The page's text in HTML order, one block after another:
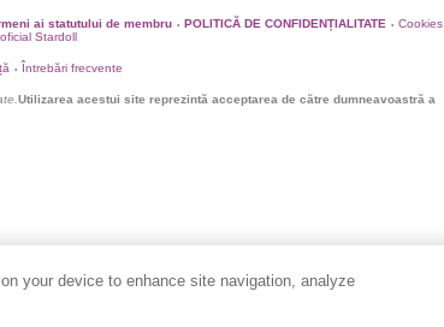
ai statutului de membru • POLITICĂ DE CONFIDENȚIALITATE • Cookies
Stardoll
• Întrebări frecvente
Utilizarea acestui site reprezintă acceptarea de către dumneavoastră a
your device to enhance site navigation, analyze